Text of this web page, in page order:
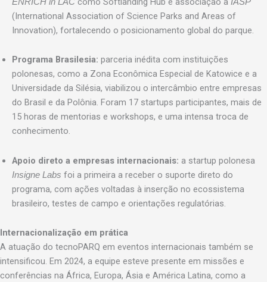
(International Association of Science Parks and Areas of
Innovation), fortalecendo o posicionamento global do parque.
Programa Brasilesia: parceria inédita com instituições
polonesas, como a Zona Econômica Especial de Katowice e a
Universidade da Silésia, viabilizou o intercâmbio entre empresas
do Brasil e da Polônia. Foram 17 startups participantes, mais de
15 horas de mentorias e workshops, e uma intensa troca de
conhecimento.
Apoio direto a empresas internacionais: a startup polonesa
Insigne Labs foi a primeira a receber o suporte direto do
programa, com ações voltadas à inserção no ecossistema
brasileiro, testes de campo e orientações regulatórias.
Internacionalização em prática
A atuação do tecnoPARQ em eventos internacionais também se
intensificou. Em 2024, a equipe esteve presente em missões e
conferências na África, Europa, Ásia e América Latina, como a